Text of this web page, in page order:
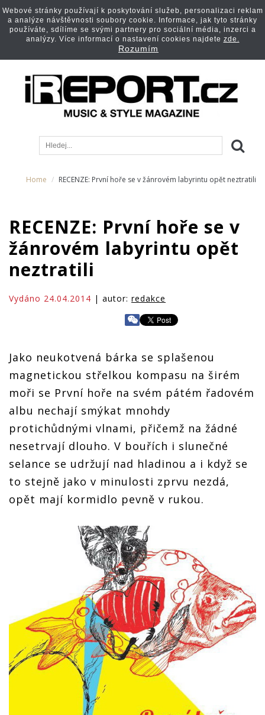
Home RECENZE: První hoře se v žánrovém labyrintu opět neztratili
RECENZE: První hoře se v
žánrovém labyrintu opět
neztratili
Vydáno 24.04.2014 | autor: redakce
Jako neukotvená bárka se splašenou
magnetickou střelkou kompasu na širém
moři se První hoře na svém pátém řadovém
albu nechají smýkat mnohdy
protichůdnými vlnami, přičemž na žádné
nesetrvají dlouho. V bouřích i slunečné
selance se udržují nad hladinou a i když se
to stejně jako v minulosti zprvu nezdá,
opět mají kormidlo pevně v rukou.
Webové stránky používají k poskytování služeb, personalizaci reklam
a analýze návštěvnosti soubory cookie. Informace, jak tyto stránky
používáte, sdílíme se svými partnery pro sociální média, inzerci a
analýzy. Více informací o nastavení cookies najdete zde.
Rozumím